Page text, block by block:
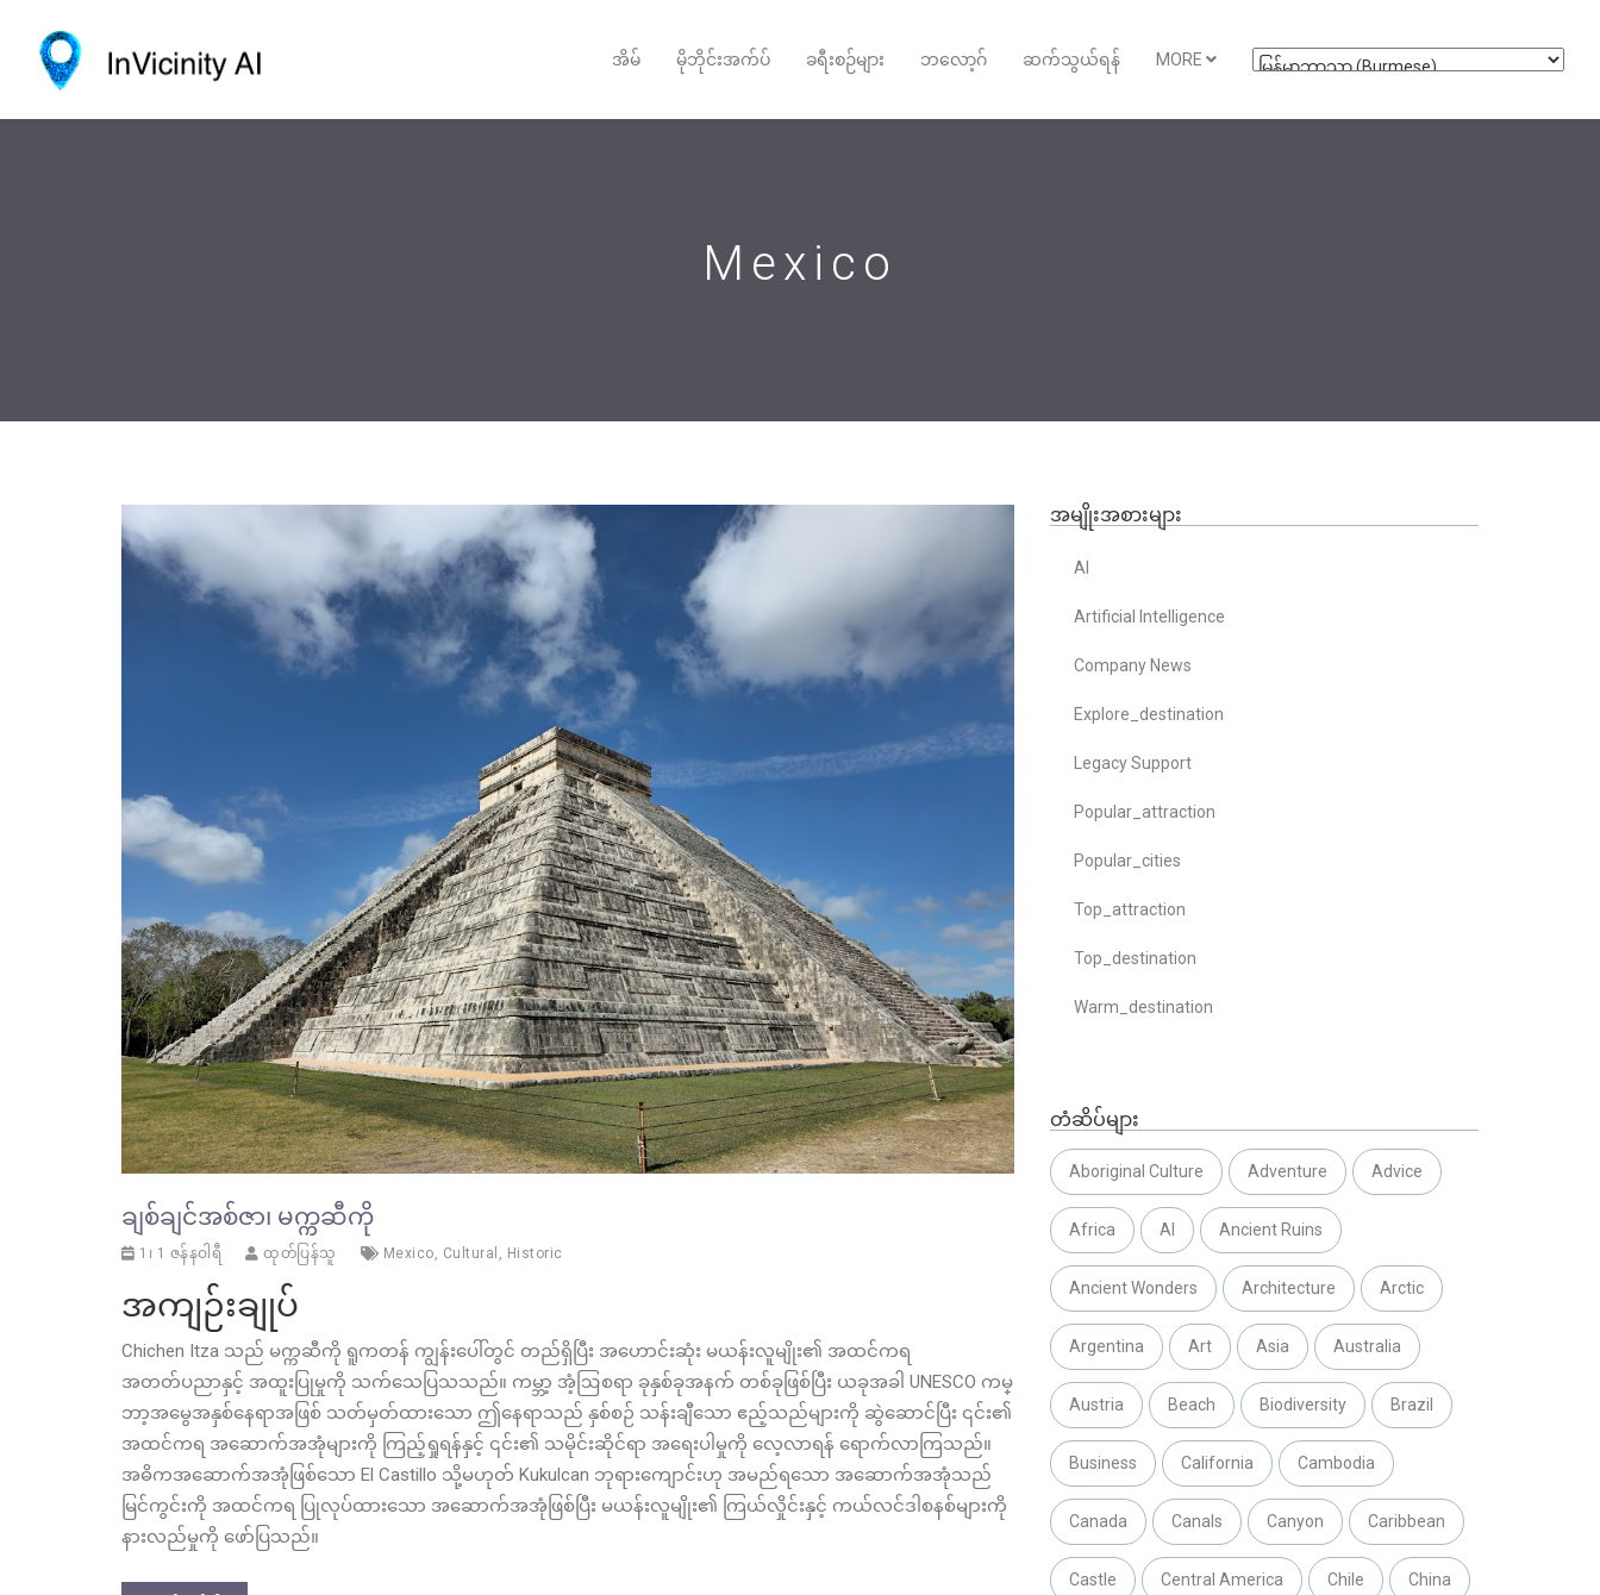
အိမ် မိုဘိုင်းအက်ပ် ခရီးစဉ်များ ဘလော့ဂ် ဆက်သွယ်ရန် MORE
Mexico
ချစ်ချင်အစ်ဇာ၊ မက္ကဆီကို
1၊ 1 ဇန်နဝါရီ ထုတ်ပြန်သူ Mexico, Cultural , Historic
အကျဉ်းချုပ်
Chichen Itza သည် မက္ကဆီကို ရူကတန် ကျွန်းပေါ်တွင် တည်ရှိပြီး အဟောင်းဆုံး မယန်းလူမျိုး၏ အထင်ကရ
အတတ်ပညာနှင့် အထူးပြုမှုကို သက်သေပြသသည်။ ကမ္ဘာ့ အံ့ဩစရာ ခုနှစ်ခုအနက် တစ်ခုဖြစ်ပြီး ယခုအခါ UNESCO ကမ္
ဘာ့အမွေအနှစ်နေရာအဖြစ် သတ်မှတ်ထားသော ဤနေရာသည် နှစ်စဉ် သန်းချီသော ဧည့်သည်များကို ဆွဲဆောင်ပြီး ၎င်း၏
အထင်ကရ အဆောက်အအုံများကို ကြည့်ရှုရန်နှင့် ၎င်း၏ သမိုင်းဆိုင်ရာ အရေးပါမှုကို လေ့လာရန် ရောက်လာကြသည်။
အဓိကအဆောက်အအုံဖြစ်သော El Castillo သို့မဟုတ် Kukulcan ဘုရားကျောင်းဟု အမည်ရသော အဆောက်အအုံသည်
မြင်ကွင်းကို အထင်ကရ ပြုလုပ်ထားသော အဆောက်အအုံဖြစ်ပြီး မယန်းလူမျိုး၏ ကြယ်လှိုင်းနှင့် ကယ်လင်ဒါစနစ်များကို
နားလည်မှုကို ဖော်ပြသည်။
အမျိုးအစားများ
AI
Artificial Intelligence
Company News
Explore_destination
Legacy Support
Popular_attraction
Popular_cities
Top_attraction
Top_destination
Warm_destination
တံဆိပ်များ
Aboriginal Culture Adventure Advice
Africa AI Ancient Ruins
Ancient Wonders Architecture Arctic
Argentina Art Asia Australia
Austria Beach Biodiversity Brazil
Business California Cambodia
Canada Canals Canyon Caribbean
Castle Central America Chile China